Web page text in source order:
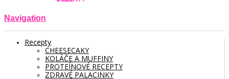
Navigation
Recepty
CHEESECAKY
KOLÁČE A MUFFINY
PROTEÍNOVÉ RECEPTY
ZDRAVÉ PALACINKY